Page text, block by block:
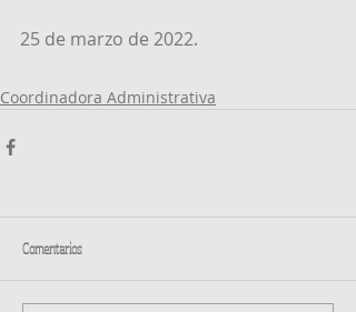
25 de marzo de 2022.
Coordinadora Administrativa
Comentarios